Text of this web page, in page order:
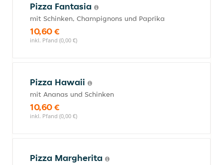
Pizza Fantasia
mit Schinken, Champignons und Paprika
10,60 €
inkl. Pfand (0,00 €)
Pizza Hawaii
mit Ananas und Schinken
10,60 €
inkl. Pfand (0,00 €)
Pizza Margherita